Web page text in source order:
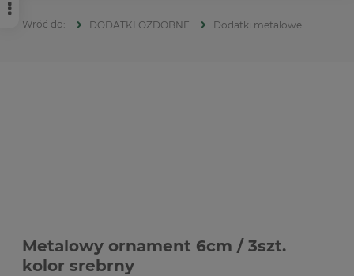
DODATKI OZDOBNE Dodatki metalowe
Metalowy ornament 6cm / 3szt.
kolor srebrny